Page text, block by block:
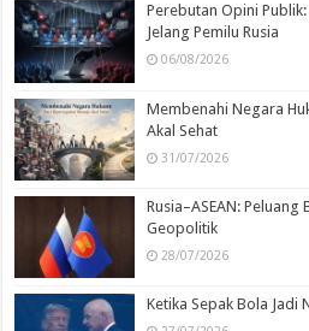
Perebutan Opini
Jelang Pemilu Rusia
06/08/2026
Membenahi Negara
Akal Sehat
31/07/2026
Rusia–ASEAN:
Geopolitik
28/07/2026
Ketika Sepak Bola Jadi